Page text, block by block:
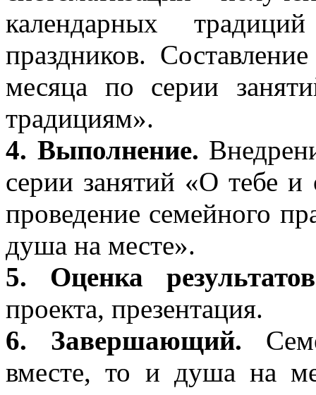
календарных
праздников.
месяца по серии
традициям».
4. Выполнение.
серии занятий «О тебе
проведение семейного
душа на месте».
5. Оценка
проекта, презентация.
6. Завершающий.
вместе, то и душа на